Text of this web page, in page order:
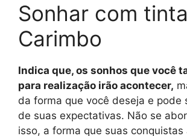
Sonhar com
Carimbo
Indica que, os sonhos que você
para realização irão acontecer,
da forma que você deseja e pode
de suas expectativas. Não se
isso, a forma que suas conquistas